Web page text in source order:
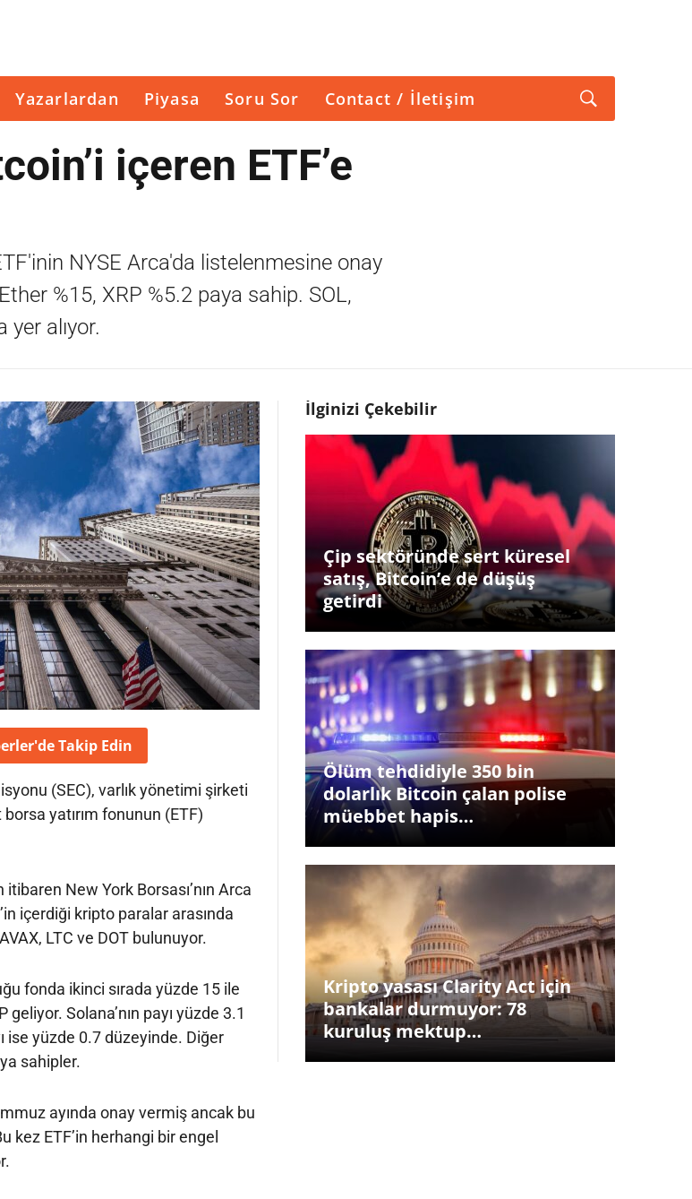
Yazarlardan Piyasa Soru Sor Contact / İletişim
içeren ETF’e
NYSE Arca'da listelenmesine onay
%15, XRP %5.2 paya sahip. SOL,
alıyor.
Takip Edin
(SEC), varlık yönetimi şirketi
yatırım fonunun (ETF)
New York Borsası’nın Arca
içerdiği kripto paralar arasında
LTC ve DOT bulunuyor.
fonda ikinci sırada yüzde 15 ile
Solana’nın payı yüzde 3.1
ise yüzde 0.7 düzeyinde. Diğer
sahipler.
ayında onay vermiş ancak bu
kez ETF’in herhangi bir engel
İlginizi Çekebilir
Çip sektöründe sert küresel
satış, Bitcoin’e de düşüş
getirdi
Ölüm tehdidiyle 350 bin
dolarlık Bitcoin çalan polise
müebbet hapis…
Kripto yasası Clarity Act için
bankalar durmuyor: 78
kuruluş mektup…